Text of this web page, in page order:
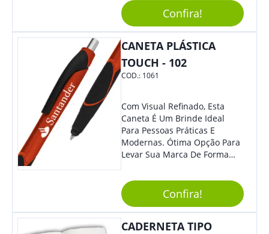
Resistente, Com A Qualidade
Que Os Colaboradores
Buscam, E O Design É
Moderno, Destacando Ainda
Confira!
CANETA PLÁSTICA
TOUCH - 102
COD.: 1061
Com Visual Refinado, Esta
Caneta É Um Brinde Ideal
Para Pessoas Práticas E
Modernas. Ótima Opção Para
Levar Sua Marca De Forma
Sua Empresa Em Eventos,
Reuniões Corporativas Ou Até
Mesmo Para Presentear
Colaboradores E Parceiros De
Sua Empresa.
Confira!
CADERNETA TIPO